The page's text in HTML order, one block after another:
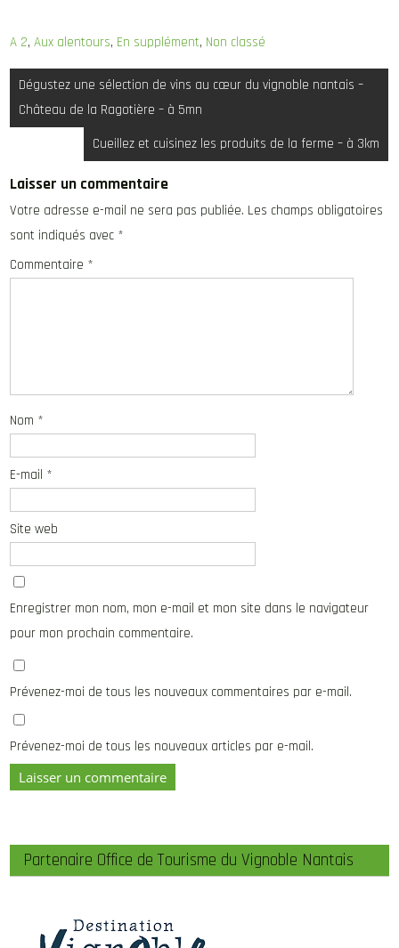
A 2,Aux alentours, En supplément, Non classé
Navigation
de
l’article
Dégustez une sélection de vins au cœur du vignoble nantais –
Château de la Ragotière – à 5mn
Cueillez et cuisinez les produits de la ferme – à 3km
Laisser un commentaire
Votre adresse e-mail ne sera pas publiée. Les champs obligatoires
sont indiqués avec *
Commentaire *
Nom *
E-mail *
Site web
Enregistrer mon nom, mon e-mail et mon site dans le navigateur
pour mon prochain commentaire.
Prévenez-moi de tous les nouveaux commentaires par e-mail.
Prévenez-moi de tous les nouveaux articles par e-mail.
Partenaire Office de Tourisme du Vignoble Nantais